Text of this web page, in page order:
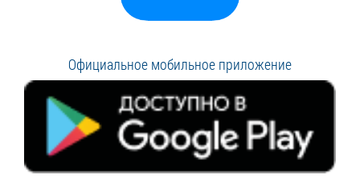
Официальное мобильное приложение